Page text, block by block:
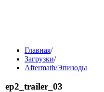
Главная/
Загрузки/
Aftermath/Эпизоды
ep2_trailer_03